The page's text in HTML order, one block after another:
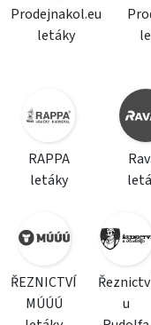
Prodejnakol.eu
letáky
RAPPA
letáky
ŘEZNICTVÍ
MÚÚÚ
u